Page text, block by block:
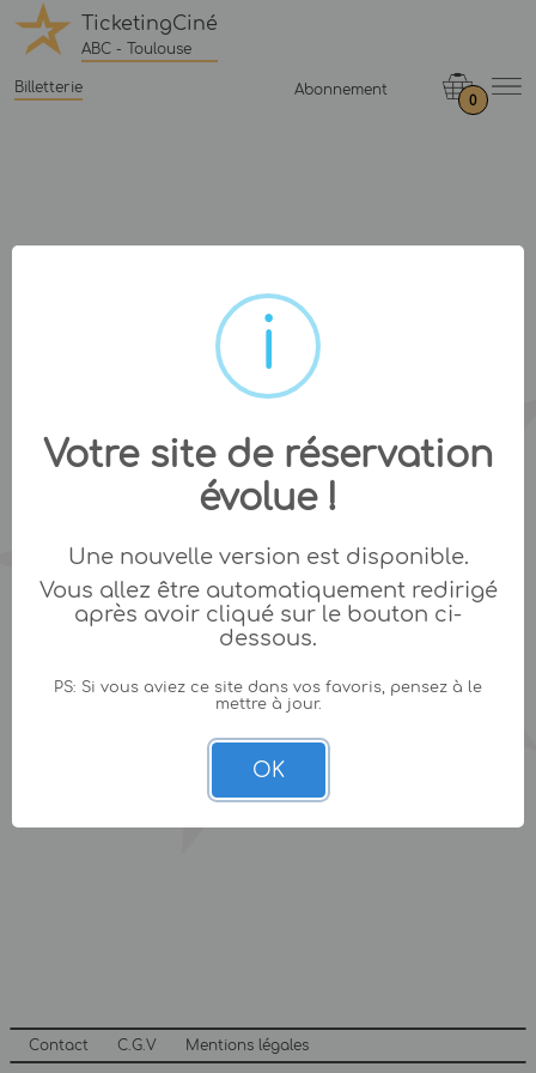
TicketingCiné
ABC - Toulouse
Billetterie Abonnement
0
Contact C.G.V Mentions légales
Votre site de réservation
évolue !
Une nouvelle version est disponible.
Vous allez être automatiquement redirigé
après avoir cliqué sur le bouton ci-
dessous.
PS: Si vous aviez ce site dans vos favoris, pensez à le
mettre à jour.
OK